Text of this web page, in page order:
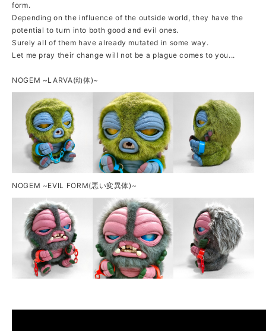
form.
Depending on the influence of the outside world, they have the
potential to turn into both good and evil ones.
Surely all of them have already mutated in some way.
Let me pray their change will not be a plague comes to you...
NOGEM ~LARVA(幼体)~
NOGEM ~EVIL FORM(悪い変異体)~